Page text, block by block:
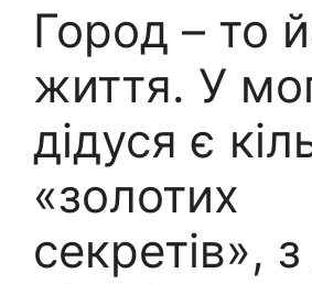
Город – то
життя. У
дідуся є
«золотих
секретів»,